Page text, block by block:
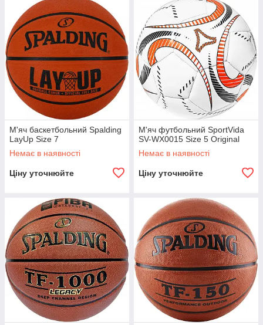
М'яч баскетбольний Spalding
LayUp Size 7
Немає в наявності
Ціну уточнюйте
М'яч футбольний SportVida
SV-WX0015 Size 5 Original
Немає в наявності
Ціну уточнюйте